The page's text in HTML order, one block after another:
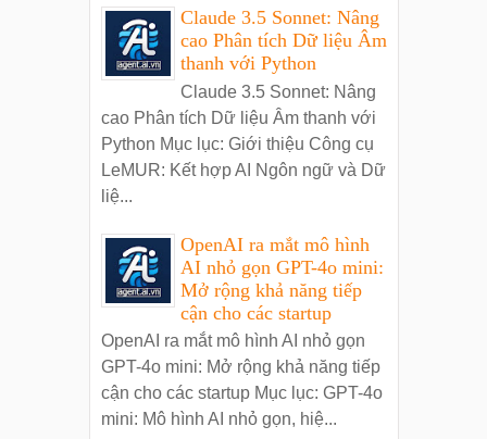
Claude 3.5 Sonnet: Nâng
cao Phân tích Dữ liệu Âm
thanh với Python
Claude 3.5 Sonnet: Nâng
cao Phân tích Dữ liệu Âm thanh với
Python Mục lục: Giới thiệu Công cụ
LeMUR: Kết hợp AI Ngôn ngữ và Dữ
liệ...
OpenAI ra mắt mô hình
AI nhỏ gọn GPT-4o mini:
Mở rộng khả năng tiếp
cận cho các startup
OpenAI ra mắt mô hình AI nhỏ gọn
GPT-4o mini: Mở rộng khả năng tiếp
cận cho các startup Mục lục: GPT-4o
mini: Mô hình AI nhỏ gọn, hiệ...